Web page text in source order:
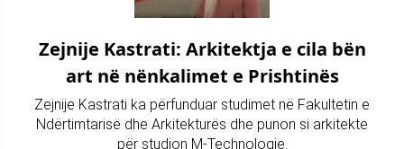
Zejnije Kastrati: Arkitektja e cila bën
art në nënkalimet e Prishtinës
Zejnije Kastrati ka përfunduar studimet në Fakultetin e
Ndërtimtarisë dhe Arkitekturës dhe punon si arkitekte
për studion M-Technologie.